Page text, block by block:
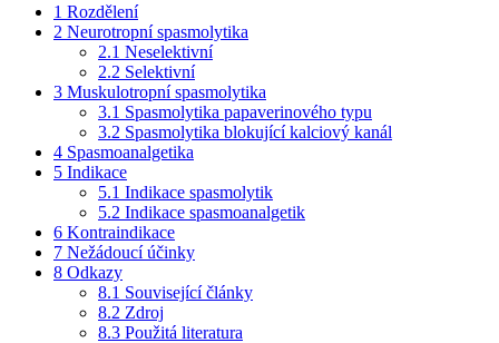
1 Rozdělení
2 Neurotropní spasmolytika
2.1 Neselektivní
2.2 Selektivní
3 Muskulotropní spasmolytika
3.1 Spasmolytika papaverinového typu
3.2 Spasmolytika blokující kalciový kanál
4 Spasmoanalgetika
5 Indikace
5.1 Indikace spasmolytik
5.2 Indikace spasmoanalgetik
6 Kontraindikace
7 Nežádoucí účinky
8 Odkazy
8.1 Související články
8.2 Zdroj
8.3 Použitá literatura